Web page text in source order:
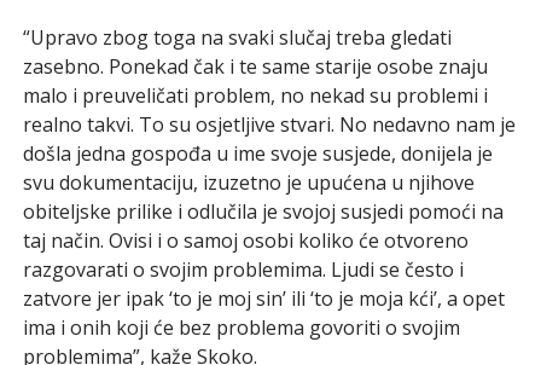
“Upravo zbog toga na svaki slučaj treba gledati
zasebno. Ponekad čak i te same starije osobe znaju
malo i preuveličati problem, no nekad su problemi i
realno takvi. To su osjetljive stvari. No nedavno nam je
došla jedna gospođa u ime svoje susjede, donijela je
svu dokumentaciju, izuzetno je upućena u njihove
obiteljske prilike i odlučila je svojoj susjedi pomoći na
taj način. Ovisi i o samoj osobi koliko će otvoreno
razgovarati o svojim problemima. Ljudi se često i
zatvore jer ipak ‘to je moj sin’ ili ‘to je moja kći’, a opet
ima i onih koji će bez problema govoriti o svojim
problemima”, kaže Skoko.